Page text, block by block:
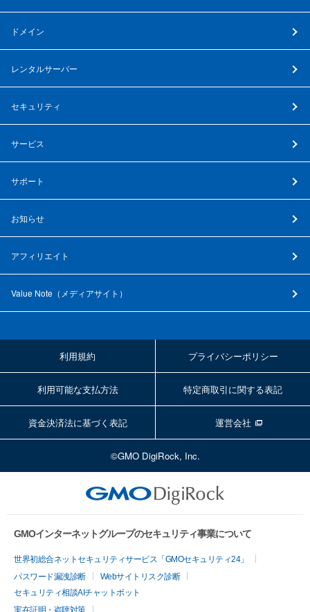
ドメイン
レンタルサーバー
セキュリティ
サービス
サポート
お知らせ
アフィリエイト
Value Note（ メディアサイト ）
利用規約 プライバシーポリシー
利用可能な支払方法 特定商取引に関する表記
資金決済法に基づく表記 運営会社
©GMO DigiRock, Inc.
GMOインターネットグループのセキュリティ事業について
世界初総合ネットセキュリティサービス「GMOセキュリティ24」
パスワード漏洩診断
Webサイトリスク診断
セキュリティ相談AIチャットボット
実在証明・盗聴対策